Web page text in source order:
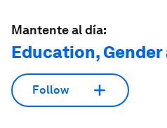
Mantente al día:
Education, Gender
Follow